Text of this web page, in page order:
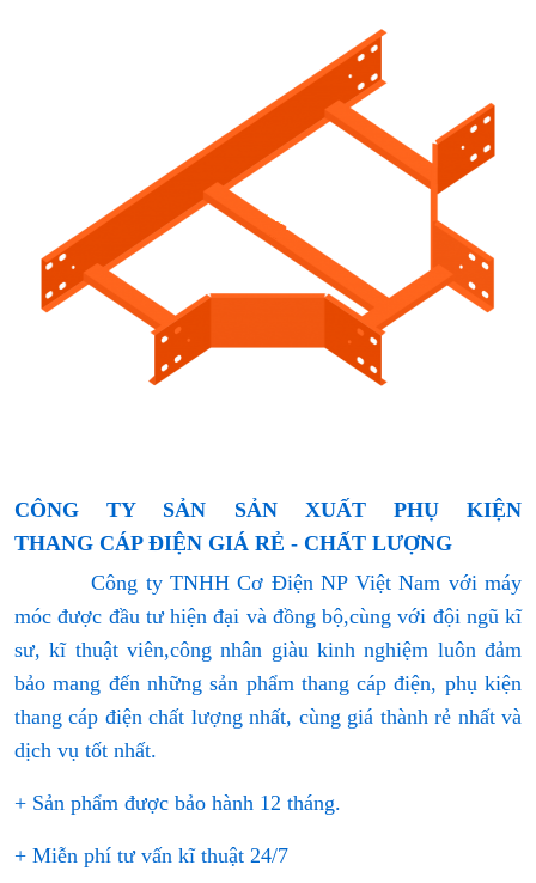
CÔNG TY SẢN SẢN XUẤT PHỤ KIỆN
THANG CÁP ĐIỆN GIÁ RẺ - CHẤT LƯỢNG
Công ty TNHH Cơ Điện NP Việt Nam với máy
móc được đầu tư hiện đại và đồng bộ,cùng với đội ngũ kĩ
sư, kĩ thuật viên,công nhân giàu kinh nghiệm luôn đảm
bảo mang đến những sản phẩm thang cáp điện, phụ kiện
thang cáp điện chất lượng nhất, cùng giá thành rẻ nhất và
dịch vụ tốt nhất.
+ Sản phẩm được bảo hành 12 tháng.
+ Miễn phí tư vấn kĩ thuật 24/7